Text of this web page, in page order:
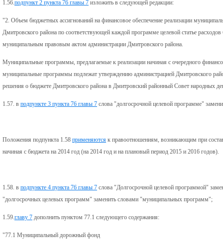
1.56. подпункт 2 пункта 76 главы 7 изложить в следующей редакции:
"2. Объем бюджетных ассигнований на финансовое обеспечение реализации
Дмитровского района по соответствующей каждой программе целевой статье
муниципальным правовым актом администрации Дмитровского района.
Муниципальные программы, предлагаемые к реализации начиная с очередного
муниципальные программы подлежат утверждению администрацией Дмитровского
решения о бюджете Дмитровского района в Дмитровский районный Совет народных
1.57. в подпункте 3 пункта 76 главы 7 слова "долгосрочной целевой программе"
Положения подпункта 1.58 применяются к правоотношениям, возникающим при
начиная с бюджета на 2014 год (на 2014 год и на плановый период 2015 и 2016 годов).
1.58. в подпункте 4 пункта 76 главы 7 слова "Долгосрочной целевой программой"
"долгосрочных целевых программ" заменить словами "муниципальных программ";
1.59. главу 7 дополнить пунктом 77.1 следующего содержания:
"77.1 Муниципальный дорожный фонд